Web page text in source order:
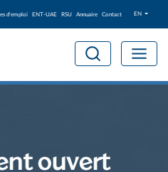
EN
d'emploi ENT-UAE RSU Annuaire Contact
ouvert